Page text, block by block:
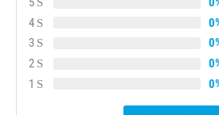
4
3
2
1